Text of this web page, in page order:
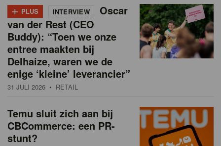
+ PLUS INTERVIEW
Oscar
van der Rest (CEO
Buddy): “Toen we onze
entree maakten bij
Delhaize, waren we de
enige ‘kleine’ leverancier”
31 JULI 2026 • RETAIL
Temu sluit zich aan bij
CBCommerce: een PR-
stunt?